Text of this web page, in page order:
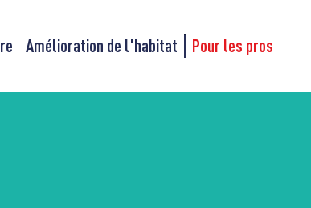
Amélioration de l'habitat Pour les pros